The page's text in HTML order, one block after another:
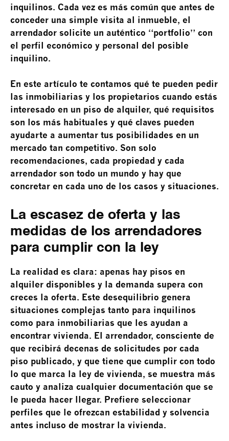
inquilinos. Cada vez es más común que antes de
conceder una simple visita al inmueble, el
arrendador solicite un auténtico “portfolio” con
el perfil económico y personal del posible
inquilino.
En este artículo te contamos qué te pueden pedir
las inmobiliarias y los propietarios cuando estás
interesado en un piso de alquiler, qué requisitos
son los más habituales y qué claves pueden
ayudarte a aumentar tus posibilidades en un
mercado tan competitivo. Son solo
recomendaciones, cada propiedad y cada
arrendador son todo un mundo y hay que
concretar en cada uno de los casos y situaciones.
La escasez de oferta y las
medidas de los arrendadores
para cumplir con la ley
La realidad es clara: apenas hay pisos en
alquiler disponibles y la demanda supera con
creces la oferta. Este desequilibrio genera
situaciones complejas tanto para inquilinos
como para inmobiliarias que les ayudan a
encontrar vivienda. El arrendador, consciente de
que recibirá decenas de solicitudes por cada
piso publicado, y que tiene que cumplir con todo
lo que marca la ley de vivienda, se muestra más
cauto y analiza cualquier documentación que se
le pueda hacer llegar. Prefiere seleccionar
perfiles que le ofrezcan estabilidad y solvencia
antes incluso de mostrar la vivienda.